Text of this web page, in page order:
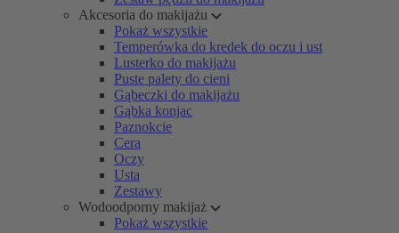
Akcesoria do makijażu
Pokaż wszystkie
Temperówka do kredek do oczu i ust
Lusterko do makijażu
Puste palety do cieni
Gąbeczki do makijażu
Gąbka konjac
Paznokcie
Cera
Oczy
Usta
Zestawy
Wodoodporny makijaż
Pokaż wszystkie